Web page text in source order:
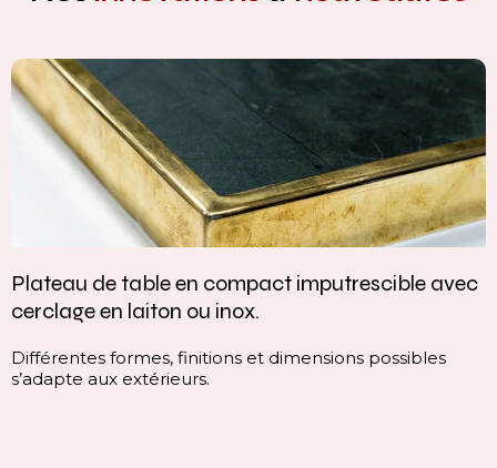
Plateau de table en compact imputrescible avec
cerclage en laiton ou inox.
Différentes formes, finitions et dimensions possibles
s’adapte aux extérieurs.